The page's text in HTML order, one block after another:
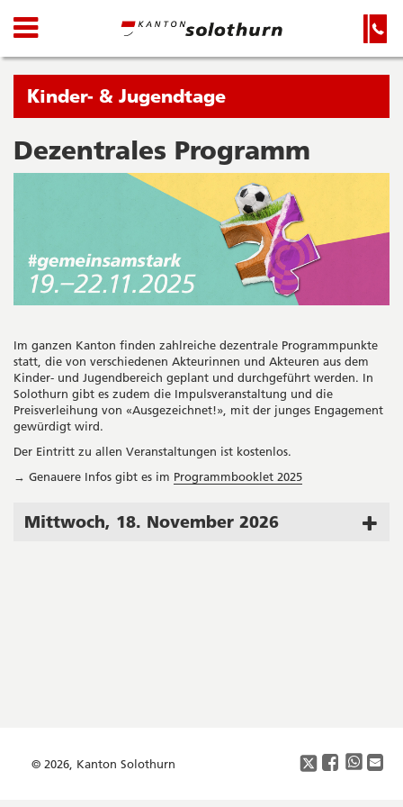
Kanton
Solothurn
Wichtige
Seiten
Startseite
Hauptnavigation
Navigation
und
Suche
Navigation
Sie
befinden
sich
gerade
Kinder- & Jugendtage
Dezentrales Programm
Im ganzen Kanton finden zahlreiche dezentrale Programmpunkte
statt, die von verschiedenen Akteurinnen und Akteuren aus dem
Kinder- und Jugendbereich geplant und durchgeführt werden. In
Solothurn gibt es zudem die Impulsveranstaltung und die
Preisverleihung von «Ausgezeichnet!», mit der junges Engagement
gewürdigt wird.
Der Eintritt zu allen Veranstaltungen ist kostenlos.
→ Genauere Infos gibt es im Programmbooklet 2025
Mittwoch, 18. November 2026
© 2026, Kanton Solothurn